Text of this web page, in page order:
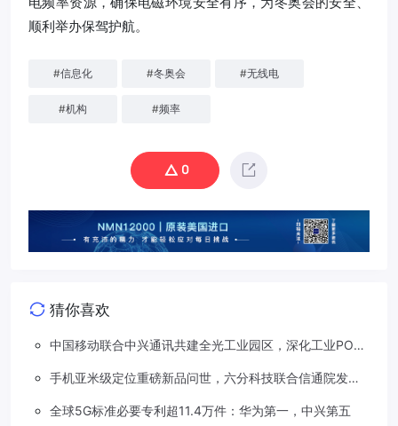
顺利举办保驾护航。
#信息化 #冬奥会 #无线电
#机构 #频率
0
猜你喜欢
中国移动联合中兴通讯共建全光工业园区，深化工业PON
手机亚米级定位重磅新品问世，六分科技联合信通院发布
全球5G标准必要专利超11.4万件：华为第一，中兴第五